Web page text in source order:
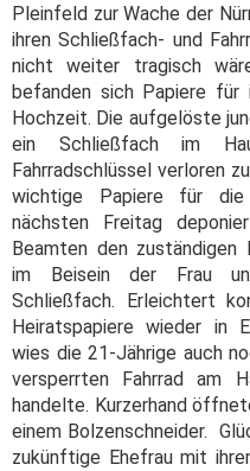
Pleinfeld zur Wache der
ihren Schließfach- und
nicht weiter tragisch
befanden sich Papiere für
Hochzeit. Die aufgelöste
ein Schließfach im
Fahrradschlüssel verloren
wichtige Papiere für die
nächsten Freitag
Beamten den zuständigen
im Beisein der Frau
Schließfach. Erleichtert
Heiratspapiere wieder in
wies die 21-Jährige auch
versperrten Fahrrad am
handelte. Kurzerhand
einem Bolzenschneider.
zukünftige Ehefrau mit